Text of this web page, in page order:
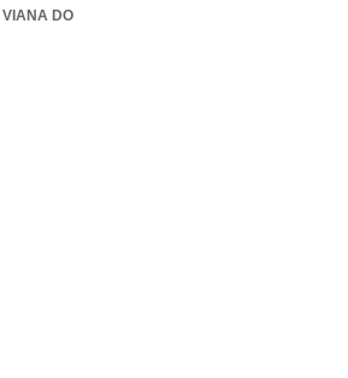
VIANA DO